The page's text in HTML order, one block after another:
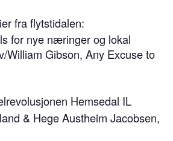
fra flytstidalen:
for nye næringer og lokal
William Gibson, Any Excuse to
Hemsedal IL
& Hege Austheim Jacobsen,